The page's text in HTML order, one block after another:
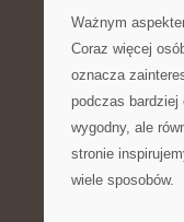
Ważnym
Coraz więcej
oznacza
podczas
wygodny, ale
stronie
wiele sposobów.